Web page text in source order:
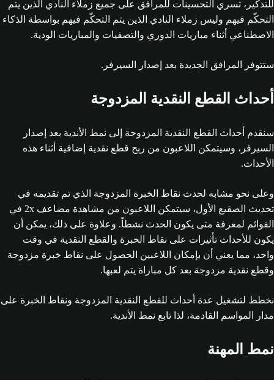
للتذكير، تسري التحسينات للمرافق على جميع زملاء النادي الذين يتم
التحكّم فيهم وليس زملاء النادي الذين يتم التحكّم فيهم بواسطة الذكاء
الاصطناعي أثناء مباريات الدوري والتصفيات والمباريات الودية.
ستتوفر المرافق الجديدة بعد إصدار السيرفر.
أحداث القطع النقدية المزدوجة
سنقدم أحداث القطع النقدية المزدوجة إلى نمط الأندية بعد إصدار
السيرفر، وسيتمكن اللاعبون من ربح قطع نقدية إضافية أثناء هذه
الأحداث.
وعلى نحو مشابه لحدث نقاط الخبرة المزدوجة الذي تم تقديمه في
تحديث الصقيع الأول، سيتمكن اللاعبون من مشاهدة مضاعف 2x في
القوائم لمعرفة متى يكون الحدث نشطاً. وعلاوة على ذلك، يمكن أن
يكون للأحداث تأثيرات على نقاط الخبرة والقطع النقدية في وقت
واحد، مما يعني أن بإمكان اللاعبين الحصول على نقاط خبرة مزدوجة
وقطع نقدية مزدوجة بعد كل مباراة يتم لعبها.
نخطط لتشغيل عدة أحداث للقطع النقدية المزدوجة ونقاط الخبرة على
مدار المواسم القادمة، لذا تابع نمط الأندية.
نمط المهنة